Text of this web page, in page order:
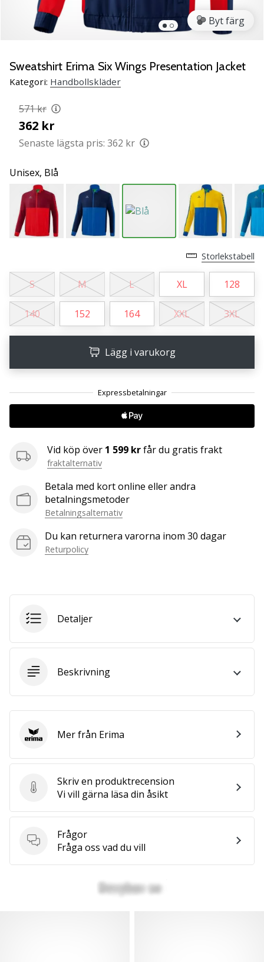
känna
PUMA
NITRO
5
handbollsskorna!
Upptäck
tekniska
uppdateringarna
och
ta
reda
på
25. 11. 2024
•
1 min. läsning
Brand
handball
Are
handball
we
are?
Brand
Ambassador.
Visa
Byt färg
Sweatshirt Erima Six Wings Presentation Jacket
Kategori: Handbollskläder
571 kr
362 kr
Senaste lägsta pris: 362 kr
Unisex, Blå
Storlekstabell
S M L XL 128
140 152 164 XXL 3XL
Lägg i varukorg
Vid köp över 1 599 krfår du gratis frakt
fraktalternativ
Betala med kort online eller andra
betalningsmetoder
Betalningsalternativ
Du kan returnera varorna inom 30 dagar
Returpolicy
Detaljer
Beskrivning
Skriv en produktrecension
Skriv en produktrecension
Vi vill gärna läsa din åsikt
Frågor
Frågor
Fråga oss vad du vill
ErimaMer från Erima